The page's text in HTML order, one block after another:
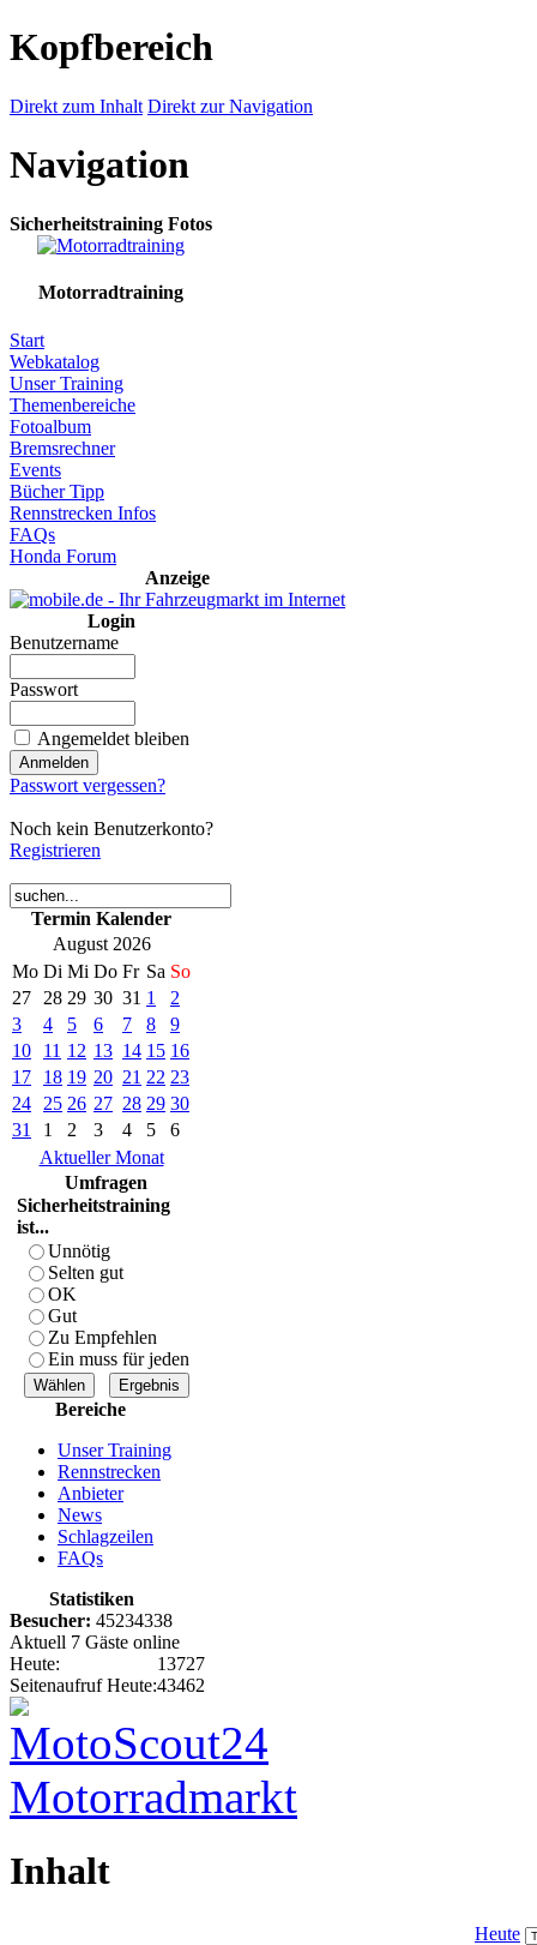
Kopfbereich
Direkt zum Inhalt Direkt zur Navigation
Navigation
Sicherheitstraining Fotos
Motorradtraining
Start
Webkatalog
Unser Training
Themenbereiche
Fotoalbum
Bremsrechner
Events
Bücher Tipp
Rennstrecken Infos
FAQs
Honda Forum
Anzeige
Login
Benutzername
Passwort
Angemeldet bleiben
Passwort vergessen?
Noch kein Benutzerkonto?
Registrieren
Termin Kalender
August 2026
Mo Di Mi Do Fr Sa So
27
28 29 30 31 1
2
3
4 5 6 7 8
9
10
11 12 13 14 15 16
17
18 19 20 21 22 23
24
25 26 27 28 29 30
31
1 2 3 4 5
6
Aktueller Monat
Umfragen
Sicherheitstraining
ist...
Unnötig
Selten gut
OK
Gut
Zu Empfehlen
Ein muss für jeden
Bereiche
Unser Training
Rennstrecken
Anbieter
News
Schlagzeilen
FAQs
Statistiken
Besucher: 45234338
Aktuell 7 Gäste online
Heute:
13727
Seitenaufruf Heute:43462
Inhalt
Heute